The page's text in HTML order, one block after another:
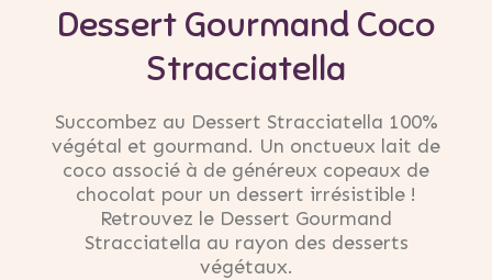
Dessert Gourmand Coco
Stracciatella
Succombez au Dessert Stracciatella 100%
végétal et gourmand. Un onctueux lait de
coco associé à de généreux copeaux de
chocolat pour un dessert irrésistible !
Retrouvez le Dessert Gourmand
Stracciatella au rayon des desserts
végétaux.